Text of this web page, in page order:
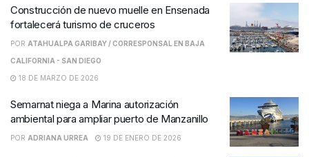
Construcción de nuevo muelle en Ensenada
fortalecerá turismo de cruceros
POR ATAHUALPA GARIBAY / CORRESPONSAL EN BAJA
CALIFORNIA - SAN DIEGO
18 DE MARZO DE 2026
Semarnat niega a Marina autorización
ambiental para ampliar puerto de Manzanillo
POR ADRIANA URREA 19 DE ENERO DE 2026